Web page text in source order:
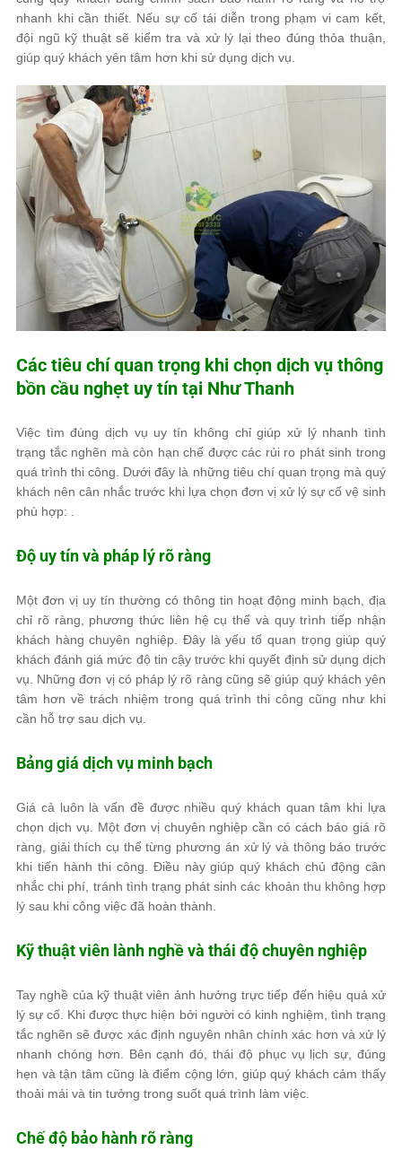
nhanh khi cần thiết. Nếu sự cố tái diễn trong phạm vi cam kết,
đội ngũ kỹ thuật sẽ kiểm tra và xử lý lại theo đúng thỏa thuận,
giúp quý khách yên tâm hơn khi sử dụng dịch vụ.
Các tiêu chí quan trọng khi chọn dịch vụ thông
bồn cầu nghẹt uy tín tại Như Thanh
Việc tìm đúng dịch vụ uy tín không chỉ giúp xử lý nhanh tình
trạng tắc nghẽn mà còn hạn chế được các rủi ro phát sinh trong
quá trình thi công. Dưới đây là những tiêu chí quan trọng mà quý
khách nên cân nhắc trước khi lựa chọn đơn vị xử lý sự cố vệ sinh
phù hợp: .
Độ uy tín và pháp lý rõ ràng
Một đơn vị uy tín thường có thông tin hoạt động minh bạch, địa
chỉ rõ ràng, phương thức liên hệ cụ thể và quy trình tiếp nhận
khách hàng chuyên nghiệp. Đây là yếu tố quan trọng giúp quý
khách đánh giá mức độ tin cậy trước khi quyết định sử dụng dịch
vụ. Những đơn vị có pháp lý rõ ràng cũng sẽ giúp quý khách yên
tâm hơn về trách nhiệm trong quá trình thi công cũng như khi
cần hỗ trợ sau dịch vụ.
Bảng giá dịch vụ minh bạch
Giá cả luôn là vấn đề được nhiều quý khách quan tâm khi lựa
chọn dịch vụ. Một đơn vị chuyên nghiệp cần có cách báo giá rõ
ràng, giải thích cụ thể từng phương án xử lý và thông báo trước
khi tiến hành thi công. Điều này giúp quý khách chủ động cân
nhắc chi phí, tránh tình trạng phát sinh các khoản thu không hợp
lý sau khi công việc đã hoàn thành.
Kỹ thuật viên lành nghề và thái độ chuyên nghiệp
Tay nghề của kỹ thuật viên ảnh hưởng trực tiếp đến hiệu quả xử
lý sự cố. Khi được thực hiện bởi người có kinh nghiệm, tình trạng
tắc nghẽn sẽ được xác định nguyên nhân chính xác hơn và xử lý
nhanh chóng hơn. Bên cạnh đó, thái độ phục vụ lịch sự, đúng
hẹn và tận tâm cũng là điểm cộng lớn, giúp quý khách cảm thấy
thoải mái và tin tưởng trong suốt quá trình làm việc.
Chế độ bảo hành rõ ràng